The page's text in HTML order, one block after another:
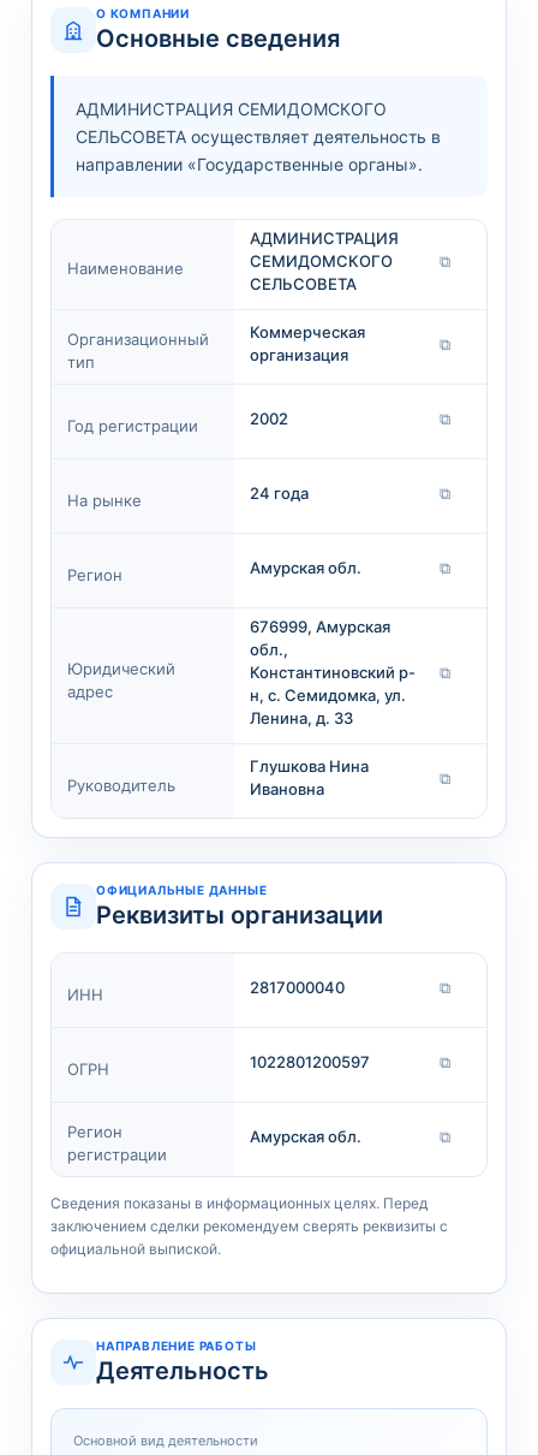
О КОМПАНИИ
Основные сведения
АДМИНИСТРАЦИЯ СЕМИДОМСКОГО
СЕЛЬСОВЕТА осуществляет деятельность в
направлении «Государственные органы».
Наименование
АДМИНИСТРАЦИЯ
СЕМИДОМСКОГО
СЕЛЬСОВЕТА
⧉
Организационный
тип
Коммерческая
организация
⧉
Год регистрации 2002 ⧉
На рынке 24 года ⧉
Регион Амурская обл. ⧉
Юридический
адрес
676999, Амурская
обл.,
Константиновский р-
н, с. Семидомка, ул.
Ленина, д. 33
⧉
Руководитель
Глушкова Нина
Ивановна
⧉
ОФИЦИАЛЬНЫЕ ДАННЫЕ
Реквизиты организации
ИНН 2817000040 ⧉
ОГРН 1022801200597 ⧉
Регион
регистрации
Амурская обл. ⧉
Сведения показаны в информационных целях. Перед
заключением сделки рекомендуем сверять реквизиты с
официальной выпиской.
НАПРАВЛЕНИЕ РАБОТЫ
Деятельность
Основной вид деятельности